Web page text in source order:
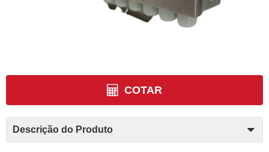
COTAR
Descrição do Produto